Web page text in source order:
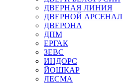
ДВЕРНАЯ ЛИНИЯ
ДВЕРНОЙ АРСЕНАЛ
ДВЕРОНА
ДПМ
ЕРГАК
ЗЕВС
ИНДОРС
ЙОШКАР
ЛЕСМА